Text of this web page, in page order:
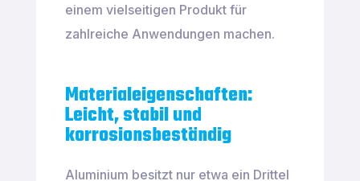
einem vielseitigen Produkt für
zahlreiche Anwendungen machen.
Materialeigenschaften:
Leicht, stabil und
korrosionsbeständig
Aluminium besitzt nur etwa ein Drittel